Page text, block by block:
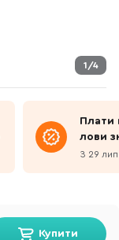
1/4
Плати
лови
З 29
Купити